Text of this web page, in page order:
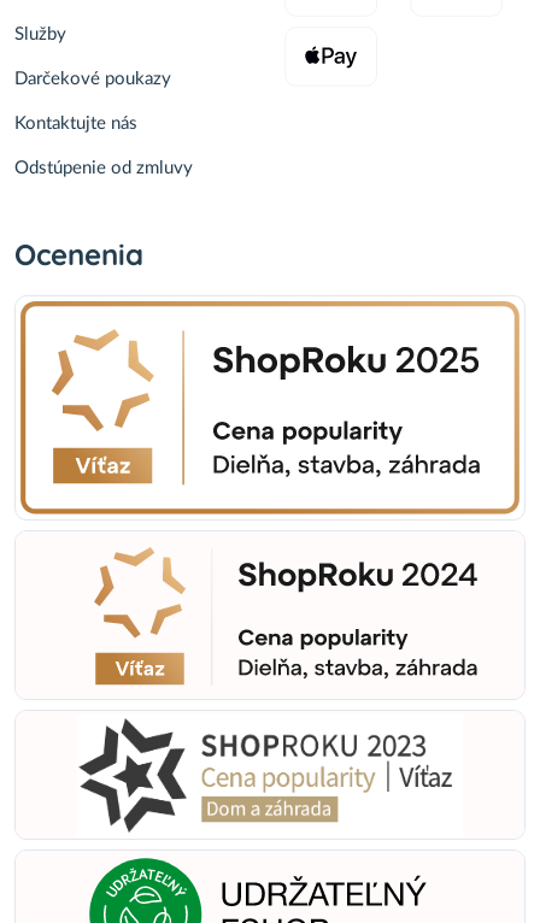
Služby
Darčekové poukazy
Kontaktujte nás
Odstúpenie od zmluvy
Ocenenia